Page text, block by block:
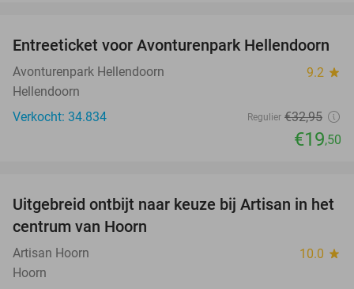
41%
Entreeticket voor Avonturenpark Hellendoorn
Avonturenpark Hellendoorn 9.2 star
Hellendoorn
Verkocht: 34.834
Regulier €32,95
€19,50
30%
Uitgebreid ontbijt naar keuze bij Artisan in het
centrum van Hoorn
Artisan Hoorn 10.0 star
Hoorn